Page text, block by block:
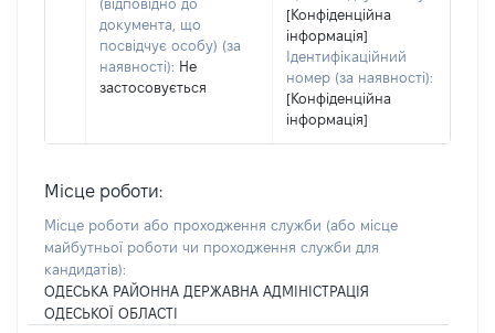
(відповідно до
документа, що
посвідчує особу) (за
наявності): Не
застосовується
[Конфіденційна
інформація]
Ідентифікаційний
номер (за наявності):
[Конфіденційна
інформація]
Місце роботи:
Місце роботи або проходження служби (або місце
майбутньої роботи чи проходження служби для
кандидатів):
ОДЕСЬКА РАЙОННА ДЕРЖАВНА АДМІНІСТРАЦІЯ
ОДЕСЬКОЇ ОБЛАСТІ